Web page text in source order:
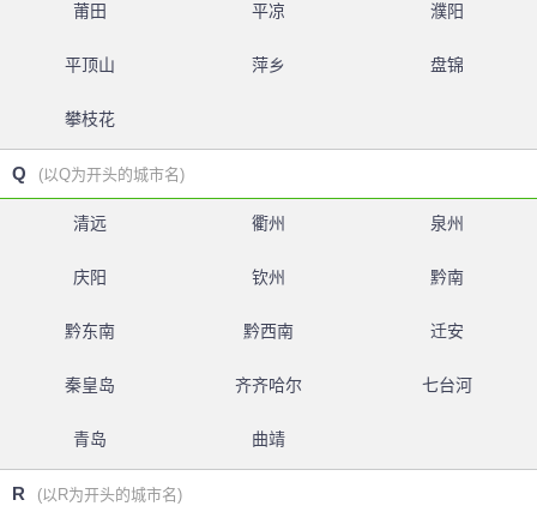
莆田 平凉 濮阳
平顶山 萍乡 盘锦
攀枝花
Q (以Q为开头的城市名)
清远 衢州 泉州
庆阳 钦州 黔南
黔东南 黔西南 迁安
秦皇岛 齐齐哈尔 七台河
青岛 曲靖
R (以R为开头的城市名)